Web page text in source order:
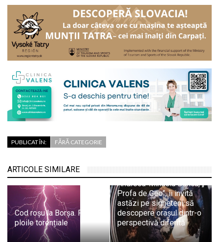
PUBLICAT ÎN: FĂRĂ CATEGORIE
ARTICOLE SIMILARE
Cod roșu la Borșa. Revin
ploile torențiale
Andreea-Mihaela Dunca, „
Profa de Geo”, îi invită
astăzi pe sigheteni să
descopere orașul dintr-o
perspectivă diferită